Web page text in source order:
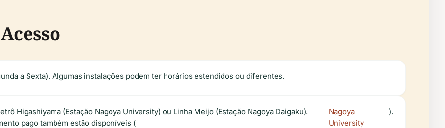
a Sexta). Algumas instalações podem ter horários estendidos ou diferentes.
Higashiyama (Estação Nagoya University) ou Linha Meijo (Estação Nagoya Daigaku).
pago também estão disponíveis (
Nagoya
University
).